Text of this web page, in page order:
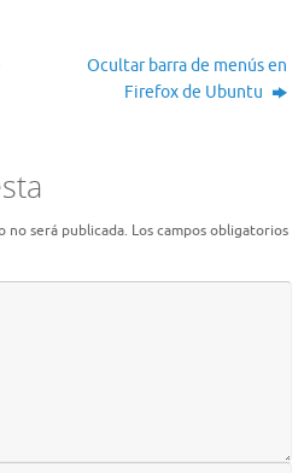
Ocultar barra de menús en
Firefox de Ubuntu
será publicada. Los campos obligatorios